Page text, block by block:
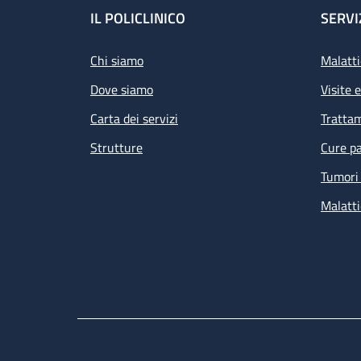
Footer
IL POLICLINICO
Chi siamo
Dove siamo
Carta dei servizi
Strutture
Visite
Cure